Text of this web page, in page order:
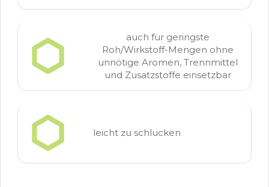
auch für geringste
Roh/Wirkstoff-Mengen ohne
unnötige Aromen, Trennmittel
und Zusatzstoffe einsetzbar
leicht zu schlucken